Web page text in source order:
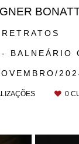
RETRATOS
BALNEÁRIO
0